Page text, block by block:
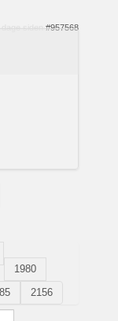
#957568
1980
2156